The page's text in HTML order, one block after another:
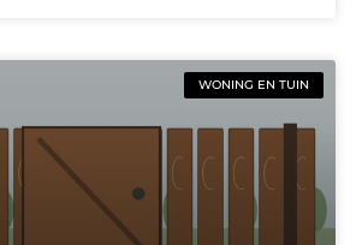
WONING EN TUIN